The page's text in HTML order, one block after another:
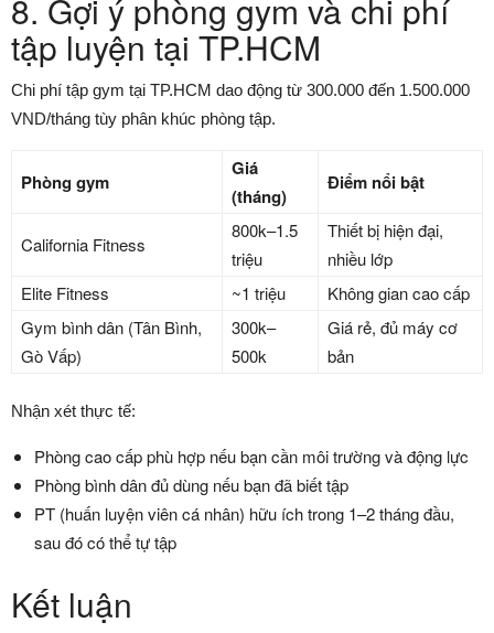
8. Gợi ý phòng gym và chi phí
tập luyện tại TP.HCM
Chi phí tập gym tại TP.HCM dao động từ 300.000 đến 1.500.000
VND/tháng tùy phân khúc phòng tập.
Phòng gym
Giá
(tháng)
Điểm nổi bật
California Fitness
800k–1.5
triệu
Thiết bị hiện đại,
nhiều lớp
Elite Fitness
~1 triệu
Không gian cao cấp
Gym bình dân (Tân Bình,
Gò Vấp)
300k–
500k
Giá rẻ, đủ máy cơ
bản
Nhận xét thực tế:
Phòng cao cấp phù hợp nếu bạn cần môi trường và động lực
Phòng bình dân đủ dùng nếu bạn đã biết tập
PT (huấn luyện viên cá nhân) hữu ích trong 1–2 tháng đầu,
sau đó có thể tự tập
Kết luận